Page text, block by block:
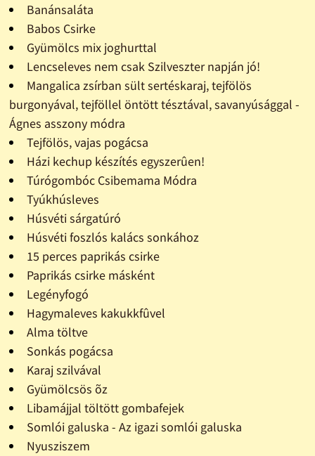
Banánsaláta
Babos Csirke
Gyümölcs mix joghurttal
Lencseleves nem csak Szilveszter napján jó!
Mangalica zsírban sült sertéskaraj, tejfölös
burgonyával, tejföllel öntött tésztával, savanyúsággal -
Ágnes asszony módra
Tejfölös, vajas pogácsa
Házi kechup készítés egyszerûen!
Túrógombóc Csibemama Módra
Tyúkhúsleves
Húsvéti sárgatúró
Húsvéti foszlós kalács sonkához
15 perces paprikás csirke
Paprikás csirke másként
Legényfogó
Hagymaleves kakukkfûvel
Alma töltve
Sonkás pogácsa
Karaj szilvával
Gyümölcsös õz
Libamájjal töltött gombafejek
Somlói galuska - Az igazi somlói galuska
Nyusziszem